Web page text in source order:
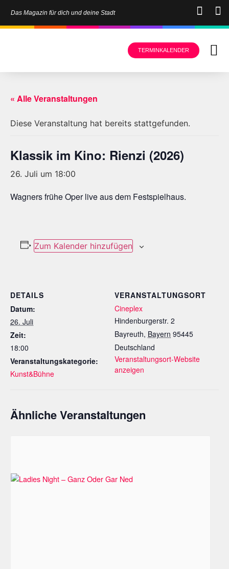
Das Magazin für dich und deine Stadt
TERMINKALENDER
« Alle Veranstaltungen
Diese Veranstaltung hat bereits stattgefunden.
Klassik im Kino: Rienzi (2026)
26. Juli um 18:00
Wagners frühe Oper live aus dem Festspielhaus.
Zum Kalender hinzufügen
DETAILS
Datum:
26. Juli
Zeit:
18:00
Veranstaltungskategorie:
Kunst&Bühne
VERANSTALTUNGSORT
Cineplex
Hindenburgerstr. 2
Bayreuth, Bayern 95445
Deutschland
Veranstaltungsort-Website
anzeigen
Ähnliche Veranstaltungen